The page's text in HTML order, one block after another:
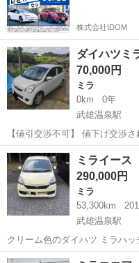
株式会社IDOM
ダイハツミ
70,000円
ミラ
0km
0年
武雄温泉駅
【値引交渉不可】 値下げ交渉
す。 ご了承下さい。 走る、曲がる、止まる問題ありません。 乗って
帰れます。 オーディオは壊れて
す。 エアコンはめちゃく...
佐賀 嬉野市 武雄温泉駅
ミライー
290,000円
ミラ
53,300km
武雄温泉駅
クリーム色のダイハツ ミラハ
載。 - カラー: クリーム色 - ドア数: 5ドア - モデル名: ダイハツ ミラ -
佐賀 武雄市